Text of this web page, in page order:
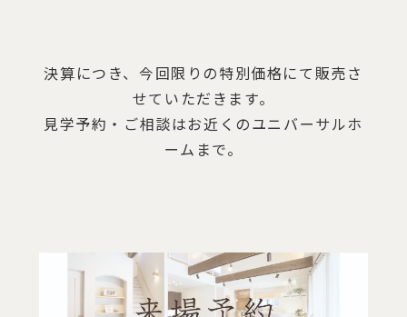
決算につき、今回限りの特別価格にて販売さ
せていただきます。
見学予約・ご相談はお近くのユニバーサルホ
ームまで。